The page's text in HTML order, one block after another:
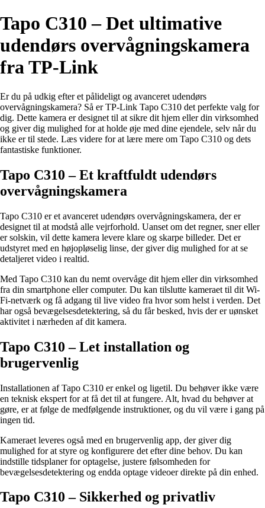
Tapo C310 – Det ultimative
udendørs overvågningskamera
fra TP-Link
Er du på udkig efter et pålideligt og avanceret udendørs
overvågningskamera? Så er TP-Link Tapo C310 det perfekte valg for
dig. Dette kamera er designet til at sikre dit hjem eller din virksomhed
og giver dig mulighed for at holde øje med dine ejendele, selv når du
ikke er til stede. Læs videre for at lære mere om Tapo C310 og dets
fantastiske funktioner.
Tapo C310 – Et kraftfuldt udendørs
overvågningskamera
Tapo C310 er et avanceret udendørs overvågningskamera, der er
designet til at modstå alle vejrforhold. Uanset om det regner, sner eller
er solskin, vil dette kamera levere klare og skarpe billeder. Det er
udstyret med en højopløselig linse, der giver dig mulighed for at se
detaljeret video i realtid.
Med Tapo C310 kan du nemt overvåge dit hjem eller din virksomhed
fra din smartphone eller computer. Du kan tilslutte kameraet til dit Wi-
Fi-netværk og få adgang til live video fra hvor som helst i verden. Det
har også bevægelsesdetektering, så du får besked, hvis der er uønsket
aktivitet i nærheden af dit kamera.
Tapo C310 – Let installation og
brugervenlig
Installationen af Tapo C310 er enkel og ligetil. Du behøver ikke være
en teknisk ekspert for at få det til at fungere. Alt, hvad du behøver at
gøre, er at følge de medfølgende instruktioner, og du vil være i gang på
ingen tid.
Kameraet leveres også med en brugervenlig app, der giver dig
mulighed for at styre og konfigurere det efter dine behov. Du kan
indstille tidsplaner for optagelse, justere følsomheden for
bevægelsesdetektering og endda optage videoer direkte på din enhed.
Tapo C310 – Sikkerhed og privatliv